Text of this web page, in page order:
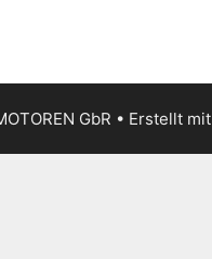
GbR • Erstellt mit